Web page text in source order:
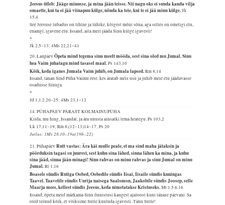
Jeesus ütleb: Jääge minusse, ja mina jään teisse. Nii nagu oks ei suuda kanda vilja
omaette, kui ta ei jää viinapuu külge, nõnda ka teie, kui te ei jää minu külge.Jh
15,4
See Jeesuse lubadus on lihtne ja lühike, kõigest mõni sõna, aga selles on ometigi elu,
enamgi, igavene elu. Issand, aita meil jääda Sinu külge igavesti!
*
Jk 2,5–13; 4Ms 22,21–41
20. LaupäevÕpeta mind tegema sinu meelt mööda, sest sina oled mu Jumal. Sinu
hea Vaim juhatagu mind tasasel maal.Ps 143,10
Kõik, keda iganes Jumala Vaim juhib, on Jumala lapsed.Rm 8,14
Issand, tänan Sind Püha Vaimu eest, kes äratab meis usu ja juhib meie elu jäädavasse
osadusse Sinuga.
*
Jd 1,1.2.20–25; 4Ms 23,1–12
14. PÜHAPÄEV PÄRAST KOLMAINUPÜHA
Kiida, mu hing, Issandat, ja ära unusta ainsatki tema heategu.Ps 103,2
Lk 17,11–19; Rm 8,(12–13)14–17; Ps 20
Jutlus: 1Ms 28,10–19a(19b–22)
21. PühapäevRutt vastas: Ära käi mulle peale, et ma sind maha jätaksin ja
pöörduksin tagasi su juurest, sest kuhu sina lähed, sinna lähen ka mina, ja kuhu
sina jääd, sinna jään minagi! Sinu rahvas on minu rahvas ja sinu Jumal on minu
Jumal.Rt 1,16
Boasele sündis Rutiga Oobed, Oobedile sündis Iisai, Iisaile sündis kuningas
Taavet. Taavetile sündis Uurija naisega Saalomon, Jaakobile sündis Joosep, selle
Maarja mees, kellest sündis Jeesus, keda nimetatakse Kristuseks.Mt 1,5.6.16
Issand, õpeta meid märkama Sinu õnnistusi kaugest ajaloost kuni tänase päevani. Sa
oled teinud kõik, et võiksime Sulle kuuluda igavesti. Tänu Sulle!